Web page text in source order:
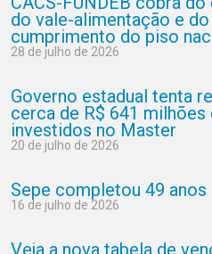
do vale-alimentação e
cumprimento do piso
28 de julho de 2026
Governo estadual tenta
cerca de R$ 641
investidos no Master
20 de julho de 2026
Sepe completou 49 anos
16 de julho de 2026
Veja a nova tabela de